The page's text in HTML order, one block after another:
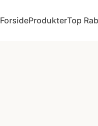
ForsideProdukterTop